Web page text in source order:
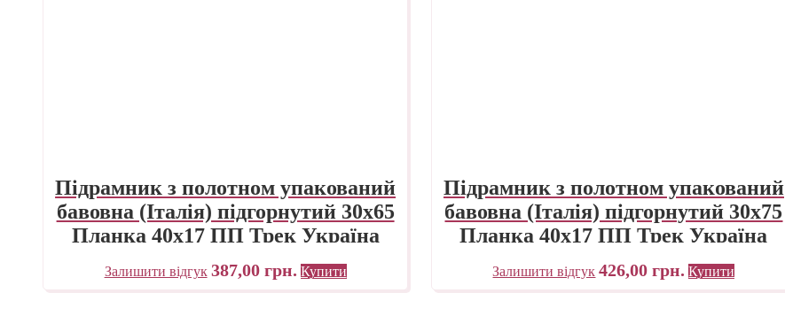
Підрамник з полотном упакований
бавовна (Італія) підгорнутий 30х65
Планка 40х17 ПП Трек Україна
Залишити відгук 387,00 грн. Купити
Підрамник з полотном упакований
бавовна (Італія) підгорнутий 30х75
Планка 40х17 ПП Трек Україна
Залишити відгук 426,00грн. Купити